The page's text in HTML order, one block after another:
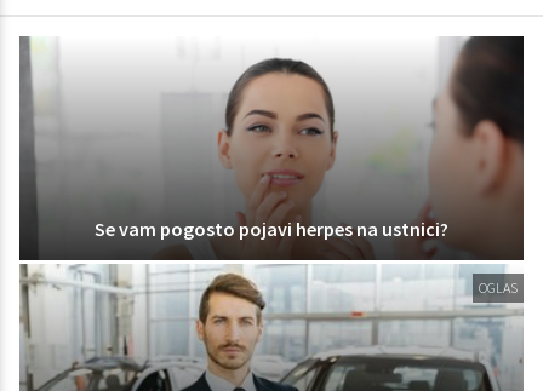
Se vam pogosto pojavi herpes na ustnici?
OGLAS